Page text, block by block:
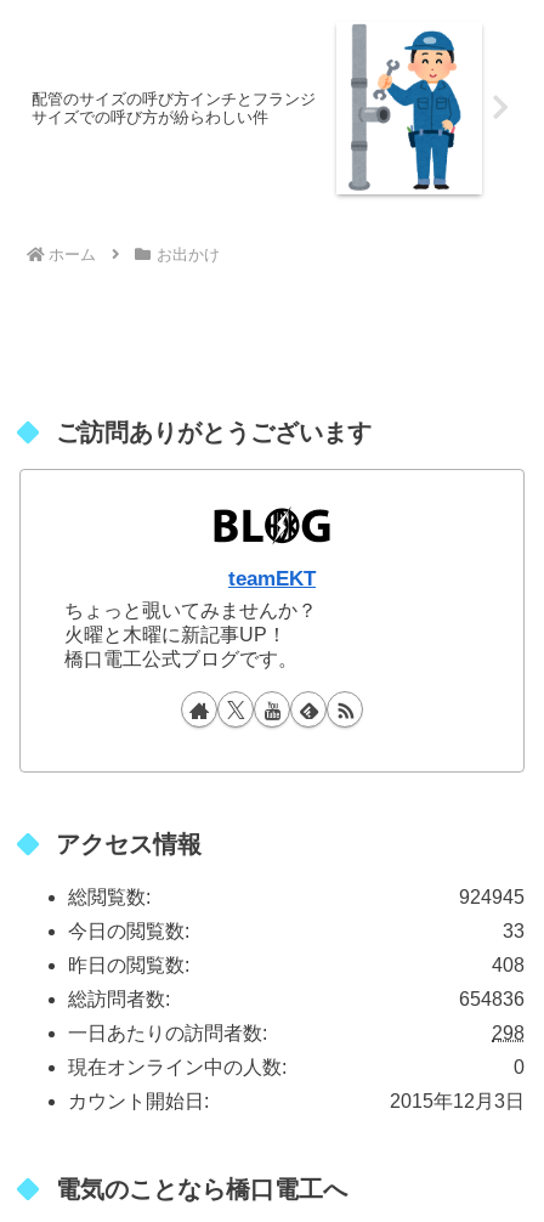
配管のサイズの呼び方インチとフランジ
サイズでの呼び方が紛らわしい件
ホーム お出かけ
ご訪問ありがとうございます
teamEKT
ちょっと覗いてみませんか？
火曜と木曜に新記事UP！
橋口電工公式ブログです。
アクセス情報
924945
総閲覧数:
33
今日の閲覧数:
408
昨日の閲覧数:
654836
総訪問者数:
298
一日あたりの訪問者数:
0
現在オンライン中の人数:
2015年12月3日
カウント開始日:
電気のことなら橋口電工へ